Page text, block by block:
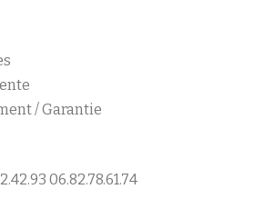
/ Garantie
06.82.78.61.74